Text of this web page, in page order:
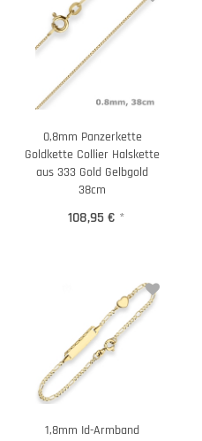
0,8mm Panzerkette
Goldkette Collier Halskette
aus 333 Gold Gelbgold
38cm
108,95 € *
1,8mm Id-Armband